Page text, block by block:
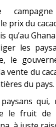
prix du
qu’au
les
le
vente du
du pays.
le fruit